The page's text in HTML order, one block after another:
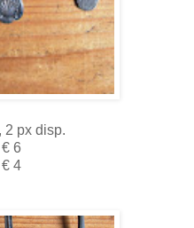
2 px disp.
6
4